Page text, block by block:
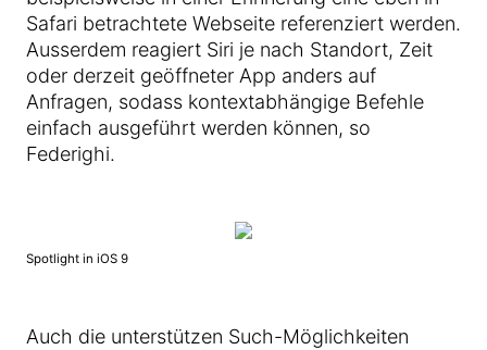
Safari betrachtete Webseite referenziert werden.
Ausserdem reagiert Siri je nach Standort, Zeit
oder derzeit geöffneter App anders auf
Anfragen, sodass kontextabhängige Befehle
einfach ausgeführt werden können, so
Federighi.
Spotlight in iOS 9
Auch die unterstützen Such-Möglichkeiten